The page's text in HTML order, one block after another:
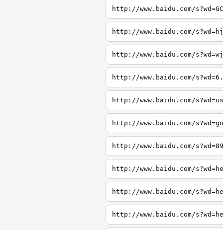
http://www.baidu.com/
http://www.baidu.com/
http://www.baidu.com/
http://www.baidu.com/
http://www.baidu.com/
http://www.baidu.com/
http://www.baidu.com/
http://www.baidu.com/
http://www.baidu.com/
http://www.baidu.com/